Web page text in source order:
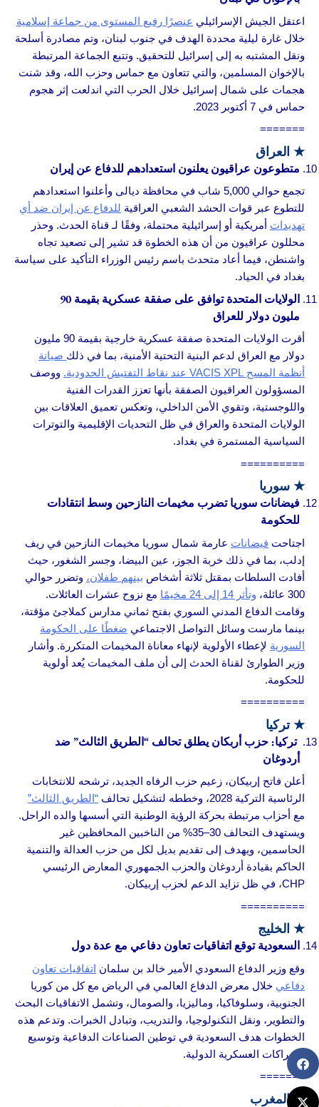
اعتقل الجيش الإسرائيلي عنصرًا رفيع المستوى من جماعة إسلامية
خلال غارة ليلية محددة الهدف في جنوب لبنان، وتم مصادرة أسلحة
ونقل المشتبه به إلى إسرائيل للتحقيق. وتتبع الجماعة المرتبطة
بالإخوان المسلمين، والتي تتعاون مع حماس وحزب الله، وقد شنت
هجمات على شمال إسرائيل خلال الحرب التي اندلعت إثر هجوم
حماس في 7 أكتوبر 2023.
=======
★ العراق
متطوعون عراقيون يعلنون استعدادهم للدفاع عن إيران
تجمع حوالي 5,000 شاب في محافظة ديالى وأعلنوا استعدادهم
للتطوع عبر قوات الحشد الشعبي العراقية للدفاع عن إيران ضد أي
تهديدات أمريكية أو إسرائيلية محتملة، وفقًا لـ قناة الحدث. وحذر
محللون عراقيون من أن هذه الخطوة قد تشير إلى تصعيد تجاه
واشنطن، فيما أعاد متحدث باسم رئيس الوزراء التأكيد على سياسة
بغداد في الحياد.
الولايات المتحدة توافق على صفقة عسكرية بقيمة 90
مليون دولار للعراق
أقرت الولايات المتحدة صفقة عسكرية خارجية بقيمة 90 مليون
دولار مع العراق لدعم البنية التحتية الأمنية، بما في ذلك صيانة
أنظمة المسح VACIS XPL عند نقاط التفتيش الحدودية.
ووصف
المسؤولون العراقيون الصفقة بأنها تعزز القدرات الفنية
واللوجستية، وتقوي الأمن الداخلي، وتعكس تعميق العلاقات بين
الولايات المتحدة والعراق في ظل التحديات الإقليمية والتوترات
السياسية المستمرة في بغداد.
==========
★ سوريا
فيضانات سوريا تضرب مخيمات النازحين وسط انتقادات
للحكومة
اجتاحت فيضانات عارمة شمال سوريا مخيمات النازحين في ريف
إدلب، بما في ذلك خربة الجوز، عين البيضا، وجسر الشغور، حيث
أفادت السلطات بمقتل ثلاثة أشخاص بينهم طفلان، وتضرر حوالي
300 عائلة،
وتأثر 14 إلى 24 مخيمًا
مع نزوح عشرات العائلات.
وقامت الدفاع المدني السوري بفتح ثماني مدارس كملاجئ مؤقتة،
بينما مارست وسائل التواصل الاجتماعي ضغطًا على الحكومة
السورية لإعطاء الأولوية لإنهاء معاناة المخيمات المتكررة. وأشار
وزير الطوارئ لقناة الحدث إلى أن ملف المخيمات يُعد أولوية
للحكومة.
==========
★تركيا
تركيا: حزب أربكان يطلق تحالف “الطريق الثالث” ضد
أردوغان
أعلن فاتح إربيكان، زعيم حزب الرفاه الجديد، ترشحه للانتخابات
الرئاسية التركية 2028، وخططه لتشكيل تحالف
“الطريق الثالث”
مع أحزاب مرتبطة بحركة الرؤية الوطنية التي أسسها والده الراحل.
ويستهدف التحالف 30–35% من الناخبين المحافظين غير
الحاسمين، ويهدف إلى تقديم بديل لكل من حزب العدالة والتنمية
الحاكم بقيادة أردوغان والحزب الجمهوري المعارض الرئيسي
CHP، في ظل تزايد الدعم لحزب إربيكان.
==========
★ الخليج
السعودية توقع اتفاقيات تعاون دفاعي مع عدة دول
وقع وزير الدفاع السعودي الأمير خالد بن سلمان اتفاقيات تعاون
دفاعي خلال معرض الدفاع العالمي في الرياض مع كل من كوريا
الجنوبية، وسلوفاكيا، وماليزيا، والصومال، وتشمل الاتفاقيات البحث
والتطوير، ونقل التكنولوجيا، والتدريب، وتبادل الخبرات. وتدعم هذه
الخطوات هدف السعودية في توطين الصناعات الدفاعية وتوسيع
الشراكات العسكرية الدولية.
=======
★ المغرب